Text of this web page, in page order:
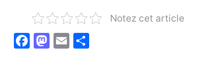
Notez cet article
F
M E